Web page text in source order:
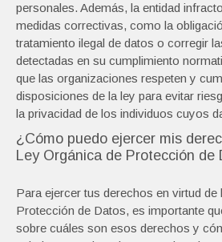
personales. Además, la entidad
medidas correctivas, como la
tratamiento ilegal de datos o corregir
detectadas en su cumplimiento
que las organizaciones respeten y
disposiciones de la ley para evitar
la privacidad de los individuos cuyos
¿Cómo puedo ejercer mis
Ley Orgánica de Protección de
Para ejercer tus derechos en virtud de
Protección de Datos, es importante
sobre cuáles son esos derechos y